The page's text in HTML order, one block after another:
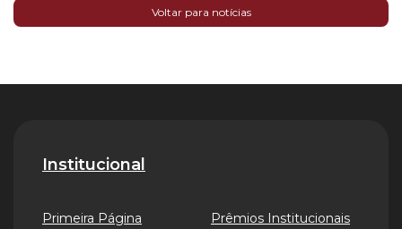
Voltar para notícias
Institucional
Primeira Página Prêmios Institucionais